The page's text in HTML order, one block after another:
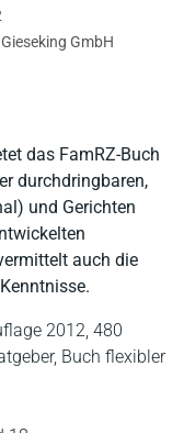
das FamRZ-Buch
durchdringbaren,
und Gerichten
auch die
2012, 480
Buch flexibler
GmbH